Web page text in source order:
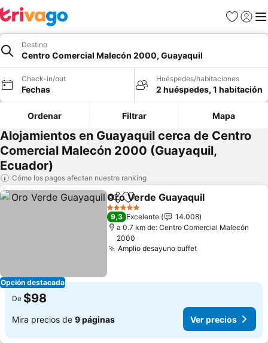
Favoritos
Iniciar
Destino
Centro Comercial Malecón 2000, Guayaquil
Check-in/out
Fechas
Huéspedes/habitaciones
2 huéspedes, 1 habitación
Ordenar Filtrar Mapa
Alojamientos en Guayaquil cerca de Centro
Comercial Malecón 2000 (Guayaquil,
Ecuador)
Cómo los pagos afectan nuestro ranking
Opción destacada
CompartirAgregar a favoritos
Oro Verde Guayaquil
5 Estrellas
9,3 Excelente
14.008
a 0.7 km de: Centro Comercial Malecón
2000
Amplio desayuno buffetVer precios
De $98
Mira precios de 9 páginas Ver precios